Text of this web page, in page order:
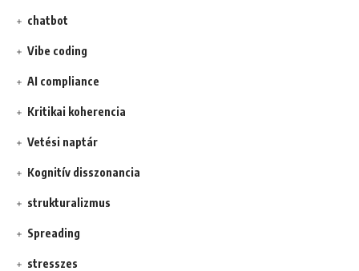
chatbot
Vibe coding
AI compliance
Kritikai koherencia
Vetési naptár
Kognitív disszonancia
strukturalizmus
Spreading
stresszes